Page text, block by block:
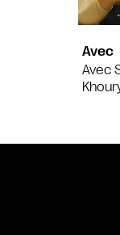
Avec
Avec